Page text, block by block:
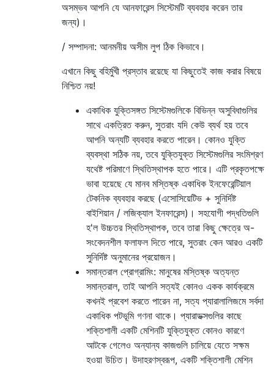
অসম্ভব আপনি যে আনফারেন্স সিস্টেমটি ব্যবহার করেন তার
জন্য)।
/ সম্পাদনা: আনমনীয় অসীম লুপ ঠিক কিভাবে।
এখানে কিছু বহির্মুখী প্রস্তাব রয়েছে যা কিছুতেই কাজ করার বিষয়ে
নিশ্চিত নয়!
একাধিক যুক্তিসঙ্গত সিস্টেমগুলিকে বিভিন্ন অসুবিধাগুলির
সাথে একত্রিত করুন, সুতরাং যদি কেউ ব্যর্থ হয় তবে
আপনি অন্যটি ব্যবহার করতে পারেন। কোনও যুক্তি
ব্যবস্থা সঠিক নয়, তবে যুক্তিযুক্ত সিস্টেমগুলির সংমিশ্রণ
যথেষ্ট পরিমাণে স্থিতিস্থাপক হতে পারে। এটি প্রকৃতপক্ষে
ভাবা হয়েছে যে মানব মস্তিষ্ক একাধিক ইনফেরেন্টিয়াল
টেকনিক ব্যবহার করছে (এসোসিয়েটিভ + সুনির্দিষ্ট
বাইশিয়ান / লজিক্যাল ইনফারেন্স)। সহযোগী পদ্ধতিগুলি
হ'ল উচ্চতর স্থিতিস্থাপক, তবে তারা কিছু ক্ষেত্রে অ-
সংবেদনশীল ফলাফল দিতে পারে, সুতরাং কেন আরও একটি
সুনির্দিষ্ট অনুমানের প্রয়োজন।
সমান্তরাল প্রোগ্রামিং: মানুষের মস্তিষ্ক অত্যন্ত
সমান্তরাল, তাই আপনি সত্যই কোনও একক কার্যক্রমে
কখনই প্রবেশ করতে পারেন না, সত্য প্যারালালিজমে সর্বদা
একাধিক পটভূমি গণনা থাকে। প্যারাডক্সগুলির কাছে
শক্তিশালী একটি মেশিনটি যুক্তিযুক্ত কোনও কারণে
আটকে গেলেও অন্যান্য কাজগুলি চালিয়ে যেতে সক্ষম
হওয়া উচিত। উদাহরণস্বরূপ, একটি শক্তিশালী মেশিন